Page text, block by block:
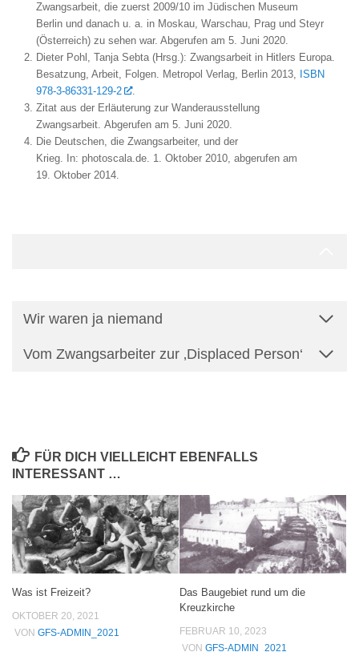
Zwangsarbeit, die zuerst 2009/10 im Jüdischen Museum
Berlin und danach u. a. in Moskau, Warschau, Prag und Steyr
(Österreich) zu sehen war. Abgerufen am 5. Juni 2020.
Dieter Pohl, Tanja Sebta (Hrsg.): Zwangsarbeit in Hitlers Europa.
Besatzung, Arbeit, Folgen. Metropol Verlag, Berlin 2013, ISBN
978-3-86331-129-2
.
Zitat aus der Erläuterung zur Wanderausstellung
Zwangsarbeit. Abgerufen am 5. Juni 2020.
Die Deutschen, die Zwangsarbeiter, und der
Krieg. In: photoscala.de. 1. Oktober 2010, abgerufen am
19. Oktober 2014.
Wir waren ja niemand
Vom Zwangsarbeiter zur ‚Displaced Person‘
FÜR DICH VIELLEICHT EBENFALLS
INTERESSANT …
Was ist Freizeit?
OKTOBER 20, 2021
VON GFS-ADMIN_2021
Das Baugebiet rund um die
Kreuzkirche
FEBRUAR 10, 2023
VON GFS-ADMIN_2021